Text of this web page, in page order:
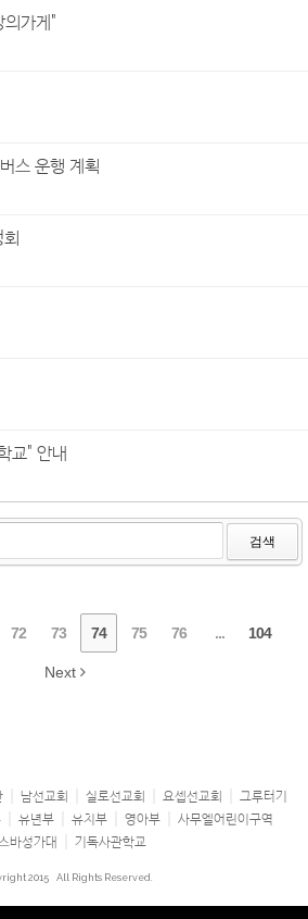
가게"
스 운행 계획
교" 안내
검색
72 73 74 75 76 ... 104
Next
남선교회 실로선교회 요셉선교회
그루터기
유년부 유치부 영아부
사무엘어린이구역
바성가대
기독사관학교
2015 All Rights Reserved.